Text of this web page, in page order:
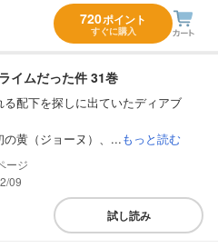
720ポイント
すぐに購入
イムだった件 31巻
配下を探しに出ていたディアブ
の黄（ジョーヌ）、...もっと読む
09
試し読み